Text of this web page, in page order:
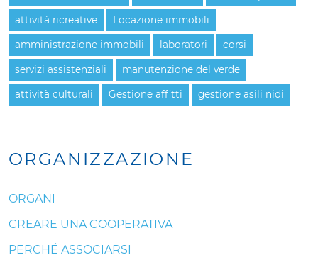
ORGANIZZAZIONE
ORGANI
CREARE UNA COOPERATIVA
PERCHÉ ASSOCIARSI
attività ricreative Locazione immobili
amministrazione immobili laboratori corsi
servizi assistenziali manutenzione del verde
attività culturali Gestione affitti gestione asili nidi